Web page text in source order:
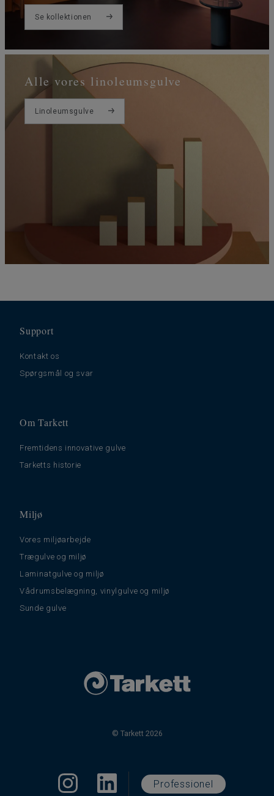
Se kollektionen
Alle vores linoleumsgulve
Linoleumsgulve
Support
Kontakt os
Spørgsmål og svar
Om Tarkett
Fremtidens innovative gulve
Tarketts historie
Miljø
Vores miljøarbejde
Trægulve og miljø
Laminatgulve og miljø
Vådrumsbelægning, vinylgulve og miljø
Sunde gulve
© Tarkett 2026
Professionel